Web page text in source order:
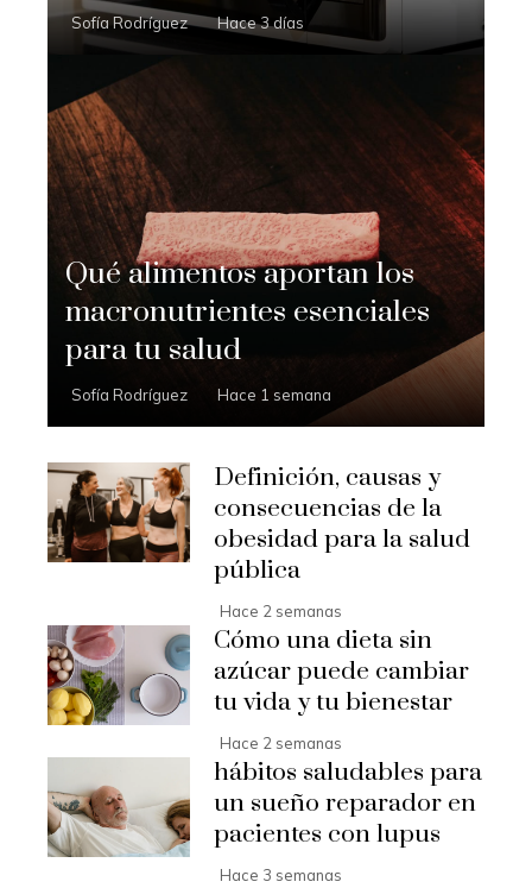
Sofía Rodríguez Hace 3 días
Qué alimentos aportan los
macronutrientes esenciales
para tu salud
Sofía Rodríguez Hace 1 semana
Definición, causas y
consecuencias de la
obesidad para la salud
pública
Hace 2 semanas
Cómo una dieta sin
azúcar puede cambiar
tu vida y tu bienestar
Hace 2 semanas
hábitos saludables para
un sueño reparador en
pacientes con lupus
Hace 3 semanas